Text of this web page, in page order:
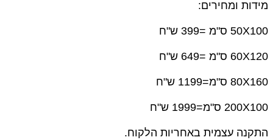
מידות ומחירים:
50X100 ס"מ =399 ש"ח
60X120 ס"מ =649 ש"ח
80X160 ס"מ=1199 ש"ח
200X100 ס"מ=1999 ש"ח
התקנה עצמית באחריות הלקוח.